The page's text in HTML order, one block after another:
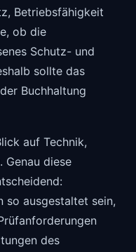
Betriebsfähigkeit
ob die
Schutz- und
sollte das
Buchhaltung
auf Technik,
Genau diese
so ausgestaltet sein,
des